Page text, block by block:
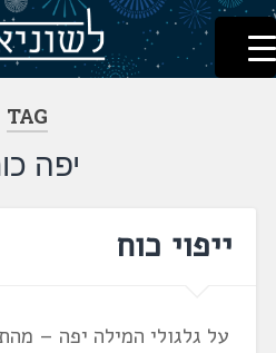
דלג
לתוכן
לשוניאדה
עברית. לשון. שפה
TAG
יפה
ייפוי כוח
על גלגולי המילה יפה –